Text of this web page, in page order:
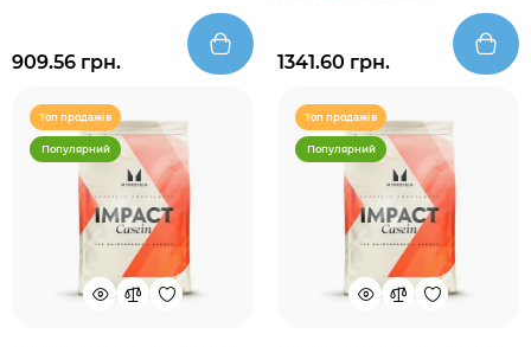
909.56 грн. 1341.60 грн.
Топ продажів
Популярний
Топ продажів
Популярний